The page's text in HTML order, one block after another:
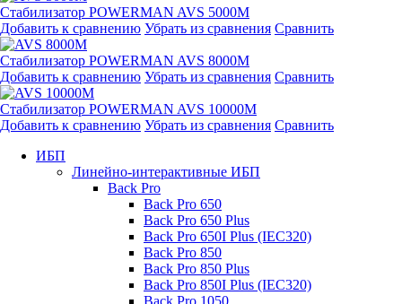
Стабилизатор POWERMAN AVS 5000M
Добавить к сравнению Убрать из сравнения Сравнить
Стабилизатор POWERMAN AVS 8000M
Добавить к сравнению Убрать из сравнения Сравнить
Стабилизатор POWERMAN AVS 10000M
Добавить к сравнению Убрать из сравнения Сравнить
ИБП
Линейно-интерактивные ИБП
Back Pro
Back Pro 650
Back Pro 650 Plus
Back Pro 650I Plus (IEC320)
Back Pro 850
Back Pro 850 Plus
Back Pro 850I Plus (IEC320)